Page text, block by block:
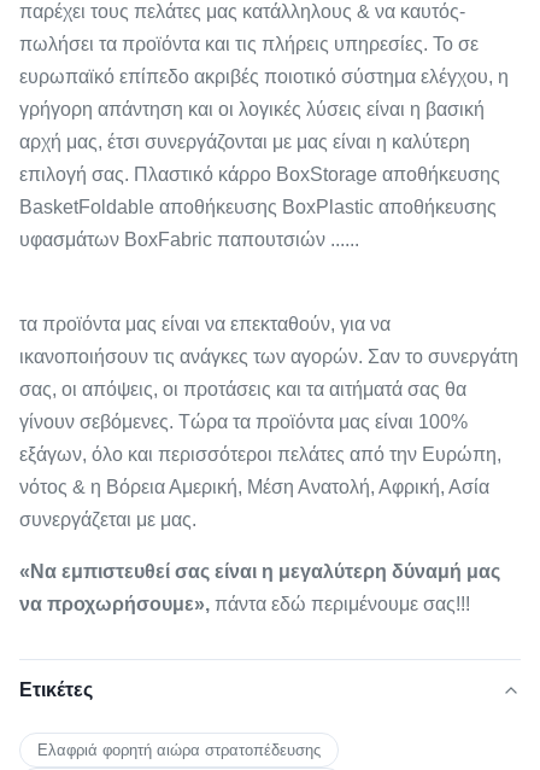
παρέχει τους πελάτες μας κατάλληλους & να καυτός-
πωλήσει τα προϊόντα και τις πλήρεις υπηρεσίες. Το σε
ευρωπαϊκό επίπεδο ακριβές ποιοτικό σύστημα ελέγχου, η
γρήγορη απάντηση και οι λογικές λύσεις είναι η βασική
αρχή μας, έτσι συνεργάζονται με μας είναι η καλύτερη
επιλογή σας. Πλαστικό κάρρο BoxStorage αποθήκευσης
BasketFoldable αποθήκευσης BoxPlastic αποθήκευσης
υφασμάτων BoxFabric παπουτσιών ......
τα προϊόντα μας είναι να επεκταθούν, για να
ικανοποιήσουν τις ανάγκες των αγορών. Σαν το συνεργάτη
σας, οι απόψεις, οι προτάσεις και τα αιτήματά σας θα
γίνουν σεβόμενες. Τώρα τα προϊόντα μας είναι 100%
εξάγων, όλο και περισσότεροι πελάτες από την Ευρώπη,
νότος & η Βόρεια Αμερική, Μέση Ανατολή, Αφρική, Ασία
συνεργάζεται με μας.
«Να εμπιστευθεί σας είναι η μεγαλύτερη δύναμή μας
να προχωρήσουμε», πάντα εδώ περιμένουμε σας!!!
Ετικέτες
Ελαφριά φορητή αιώρα στρατοπέδευσης